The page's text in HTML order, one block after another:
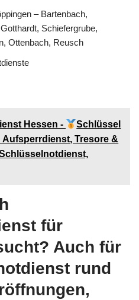
– Bartenbach,
Schiefergrube,
Ottenbach, Reusch
Hessen -
Schlüssel
Tresore &
für
Auch für
rund